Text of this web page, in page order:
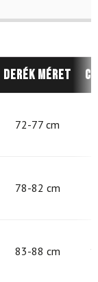
Derék méret
72-77 cm
78-82 cm
83-88 cm